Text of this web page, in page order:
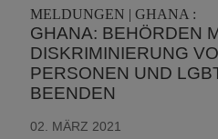
MELDUNGEN | GHANA :
GHANA: BEHÖRDEN
DISKRIMINIERUNG
PERSONEN UND
BEENDEN
02. MÄRZ 2021